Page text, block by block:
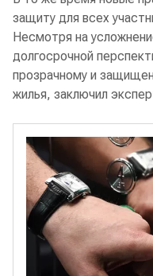
защиту для всех
Несмотря на
долгосрочной
прозрачному и
жилья, заключил